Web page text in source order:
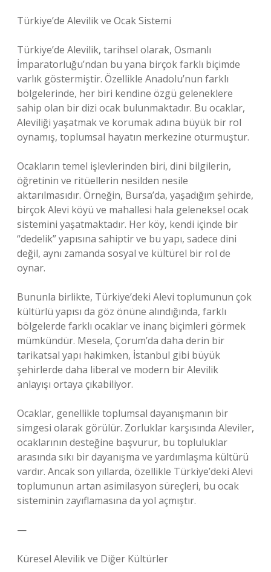
Türkiye’de Alevilik ve Ocak Sistemi
Türkiye’de Alevilik, tarihsel olarak, Osmanlı
İmparatorluğu’ndan bu yana birçok farklı biçimde
varlık göstermiştir. Özellikle Anadolu’nun farklı
bölgelerinde, her biri kendine özgü geleneklere
sahip olan bir dizi ocak bulunmaktadır. Bu ocaklar,
Aleviliği yaşatmak ve korumak adına büyük bir rol
oynamış, toplumsal hayatın merkezine oturmuştur.
Ocakların temel işlevlerinden biri, dini bilgilerin,
öğretinin ve ritüellerin nesilden nesile
aktarılmasıdır. Örneğin, Bursa’da, yaşadığım şehirde,
birçok Alevi köyü ve mahallesi hala geleneksel ocak
sistemini yaşatmaktadır. Her köy, kendi içinde bir
“dedelik” yapısına sahiptir ve bu yapı, sadece dini
değil, aynı zamanda sosyal ve kültürel bir rol de
oynar.
Bununla birlikte, Türkiye’deki Alevi toplumunun çok
kültürlü yapısı da göz önüne alındığında, farklı
bölgelerde farklı ocaklar ve inanç biçimleri görmek
mümkündür. Mesela, Çorum’da daha derin bir
tarikatsal yapı hakimken, İstanbul gibi büyük
şehirlerde daha liberal ve modern bir Alevilik
anlayışı ortaya çıkabiliyor.
Ocaklar, genellikle toplumsal dayanışmanın bir
simgesi olarak görülür. Zorluklar karşısında Aleviler,
ocaklarının desteğine başvurur, bu topluluklar
arasında sıkı bir dayanışma ve yardımlaşma kültürü
vardır. Ancak son yıllarda, özellikle Türkiye’deki Alevi
toplumunun artan asimilasyon süreçleri, bu ocak
sisteminin zayıflamasına da yol açmıştır.
—
Küresel Alevilik ve Diğer Kültürler